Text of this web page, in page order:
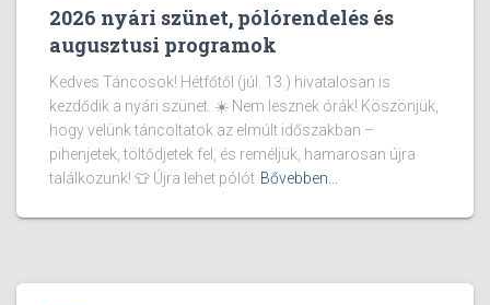
2026 nyári szünet, pólórendelés és
augusztusi programok
Kedves Táncosok! Hétfőtől (júl. 13.) hivatalosan is
kezdődik a nyári szünet. ☀️ Nem lesznek órák! Köszönjük,
hogy velünk táncoltatok az elmúlt időszakban –
pihenjetek, töltődjetek fel, és reméljük, hamarosan újra
találkozunk! 👕 Újra lehet pólót Bővebben...